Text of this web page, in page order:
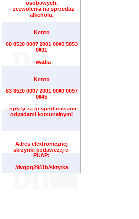
osobowych,
- zezwolenia na sprzedaż
alkoholu.
Konto
68 8520 0007 2001 0005 5853
0001
- wadia
Konto
83 8520 0007 2001 0000 0097
0045
- opłaty za gospodarowanie
odpadami komunalnymi
Adres elektronicznej
skrzynki podawczej e-
PUAP:
/dvqpq2981b/skrytka